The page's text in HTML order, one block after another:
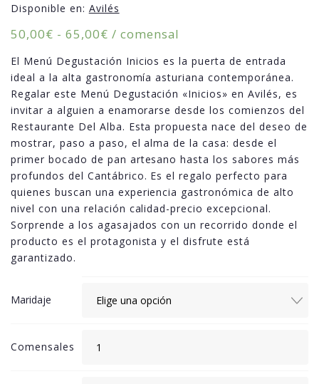
Disponible en: Avilés
50,00€ - 65,00€Rango
precios:
desde
50,00€
hasta
65,00€
/ comensal
El Menú Degustación Inicios es la puerta de entrada
ideal a la alta gastronomía asturiana contemporánea.
Regalar este Menú Degustación «Inicios» en Avilés, es
invitar a alguien a enamorarse desde los comienzos del
Restaurante Del Alba. Esta propuesta nace del deseo de
mostrar, paso a paso, el alma de la casa: desde el
primer bocado de pan artesano hasta los sabores más
profundos del Cantábrico. Es el regalo perfecto para
quienes buscan una experiencia gastronómica de alto
nivel con una relación calidad-precio excepcional.
Sorprende a los agasajados con un recorrido donde el
producto es el protagonista y el disfrute está
garantizado.
Maridaje
Comensales